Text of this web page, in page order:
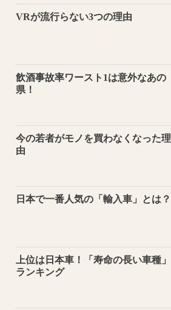
VRが流行らない3つの理由
飲酒事故率ワースト1は意外なあの
県！
今の若者がモノを買わなくなった理
由
日本で一番人気の「輸入車」とは？
上位は日本車！「寿命の長い車種」
ランキング